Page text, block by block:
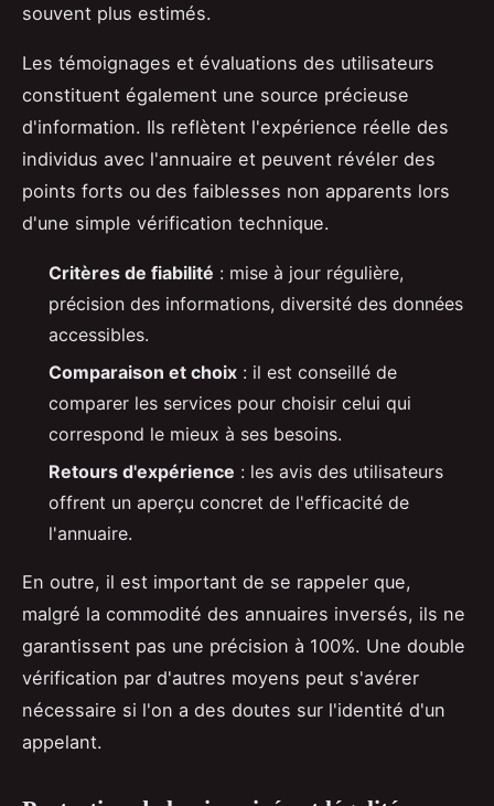
souvent plus estimés.
Les témoignages et évaluations des utilisateurs
constituent également une source précieuse
d'information. Ils reflètent l'expérience réelle des
individus avec l'annuaire et peuvent révéler des
points forts ou des faiblesses non apparents lors
d'une simple vérification technique.
Critères de fiabilité : mise à jour régulière,
précision des informations, diversité des données
accessibles.
Comparaison et choix : il est conseillé de
comparer les services pour choisir celui qui
correspond le mieux à ses besoins.
Retours d'expérience : les avis des utilisateurs
offrent un aperçu concret de l'efficacité de
l'annuaire.
En outre, il est important de se rappeler que,
malgré la commodité des annuaires inversés, ils ne
garantissent pas une précision à 100%. Une double
vérification par d'autres moyens peut s'avérer
nécessaire si l'on a des doutes sur l'identité d'un
appelant.